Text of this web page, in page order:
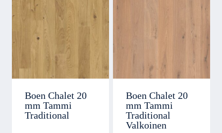
Boen Chalet 20
mm Tammi
Traditional
Boen Chalet 20
mm Tammi
Traditional
Valkoinen